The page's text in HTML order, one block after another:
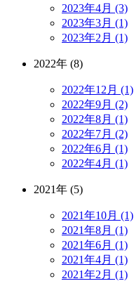
2023年4月 (3)
2023年3月 (1)
2023年2月 (1)
2022年 (8)
2022年12月 (1)
2022年9月 (2)
2022年8月 (1)
2022年7月 (2)
2022年6月 (1)
2022年4月 (1)
2021年 (5)
2021年10月 (1)
2021年8月 (1)
2021年6月 (1)
2021年4月 (1)
2021年2月 (1)